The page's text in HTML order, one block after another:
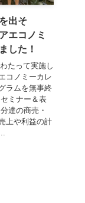
出そ
エコノミ
した！
たって実施し
コノミーカレ
ラムを無事終
ミナー＆表
達の商売・
上や利益の計